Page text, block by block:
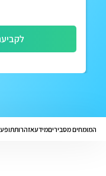
המומחים מסביריםמידעאזהרות